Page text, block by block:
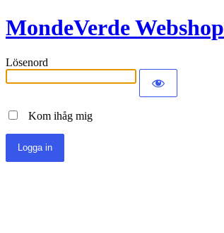
MondeVerde Webshop
Lösenord
Kom ihåg mig